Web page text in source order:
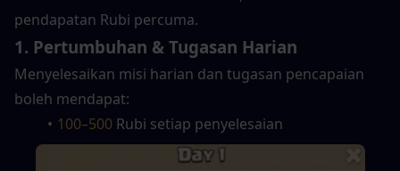
pendapatan Rubi percuma.
1. Pertumbuhan & Tugasan Harian
Menyelesaikan misi harian dan tugasan pencapaian
boleh mendapat:
100–500 Rubi setiap penyelesaian